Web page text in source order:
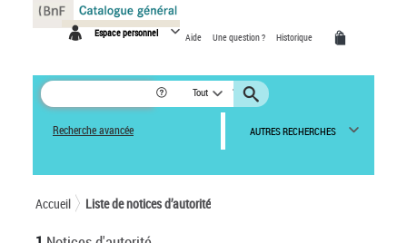
Espace personnel Aide Une question ? Historique
Tout
Recherche avancée AUTRES RECHERCHES
Accueil Liste de notices d’autorité
Panneau de gestion des cookies